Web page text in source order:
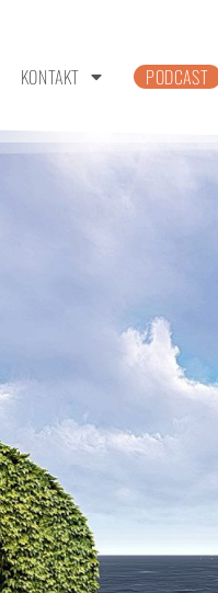
KONTAKT PODCAST